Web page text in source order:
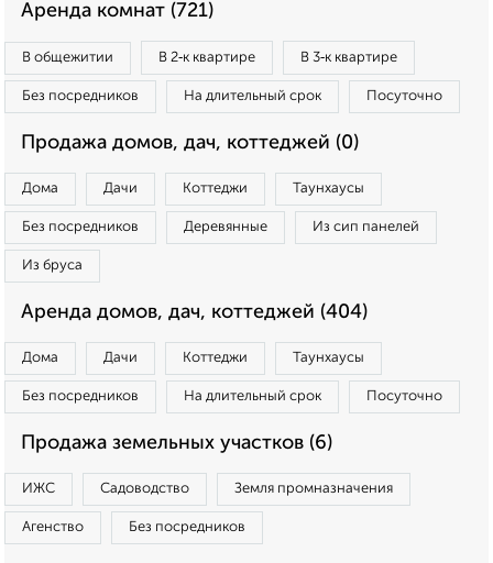
Аренда комнат (721)
В общежитии В 2‑к квартире В 3‑к квартире
Без посредников На длительный срок Посуточно
Продажа домов, дач, коттеджей (0)
Дома Дачи Коттеджи Таунхаусы
Без посредников Деревянные Из сип панелей
Из бруса
Аренда домов, дач, коттеджей (404)
Дома Дачи Коттеджи Таунхаусы
Без посредников На длительный срок Посуточно
Продажа земельных участков (6)
ИЖС Садоводство Земля промназначения
Агенство Без посредников